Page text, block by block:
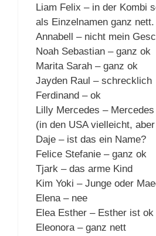
Liam Felix – in der Kombi
als Einzelnamen ganz nett.
Annabell – nicht mein
Noah Sebastian – ganz ok
Marita Sarah – ganz ok
Jayden Raul – schrecklich
Ferdinand – ok
Lilly Mercedes –
(in den USA vielleicht,
Daje – ist das ein Name?
Felice Stefanie – ganz ok
Tjark – das arme Kind
Kim Yoki – Junge oder
Elena – nee
Elea Esther – Esther ist ok
Eleonora – ganz nett